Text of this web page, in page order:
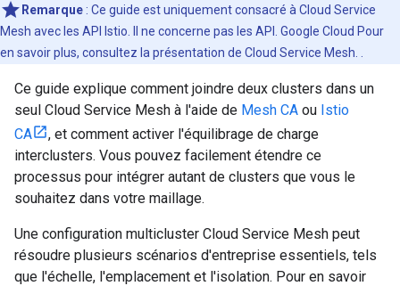
Remarque : Ce guide est uniquement consacré à Cloud Service
Mesh avec les API Istio. Il ne concerne pas les API. Google Cloud Pour
en savoir plus, consultez la présentation de Cloud Service Mesh.
Ce guide explique comment joindre deux clusters dans un
seul Cloud Service Mesh à l'aide de Mesh CA ou Istio
CA
, et comment activer l'équilibrage de charge
interclusters. Vous pouvez facilement étendre ce
processus pour intégrer autant de clusters que vous le
souhaitez dans votre maillage.
Une configuration multicluster Cloud Service Mesh peut
résoudre plusieurs scénarios d'entreprise essentiels, tels
que l'échelle, l'emplacement et l'isolation. Pour en savoir